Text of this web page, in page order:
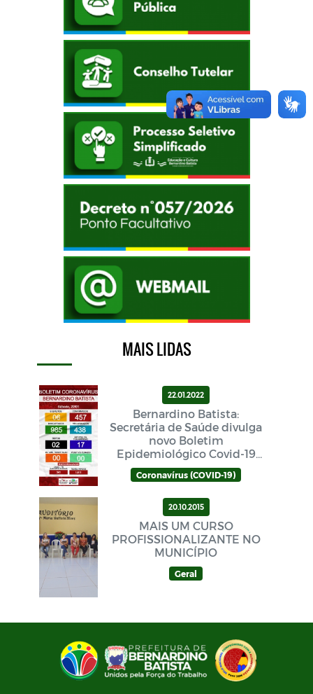
MAIS LIDAS
22.01.2022
Bernardino Batista:
Secretária de Saúde divulga
novo Boletim
Epidemiológico Covid-19
neste sábado (22/01)
Coronavírus (COVID-19)
20.10.2015
MAIS UM CURSO
PROFISSIONALIZANTE NO
MUNICÍPIO
Geral